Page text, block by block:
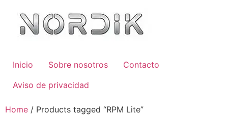
Inicio Sobre nosotros
Contacto
Aviso de privacidad
Home / Products tagged “RPM Lite”